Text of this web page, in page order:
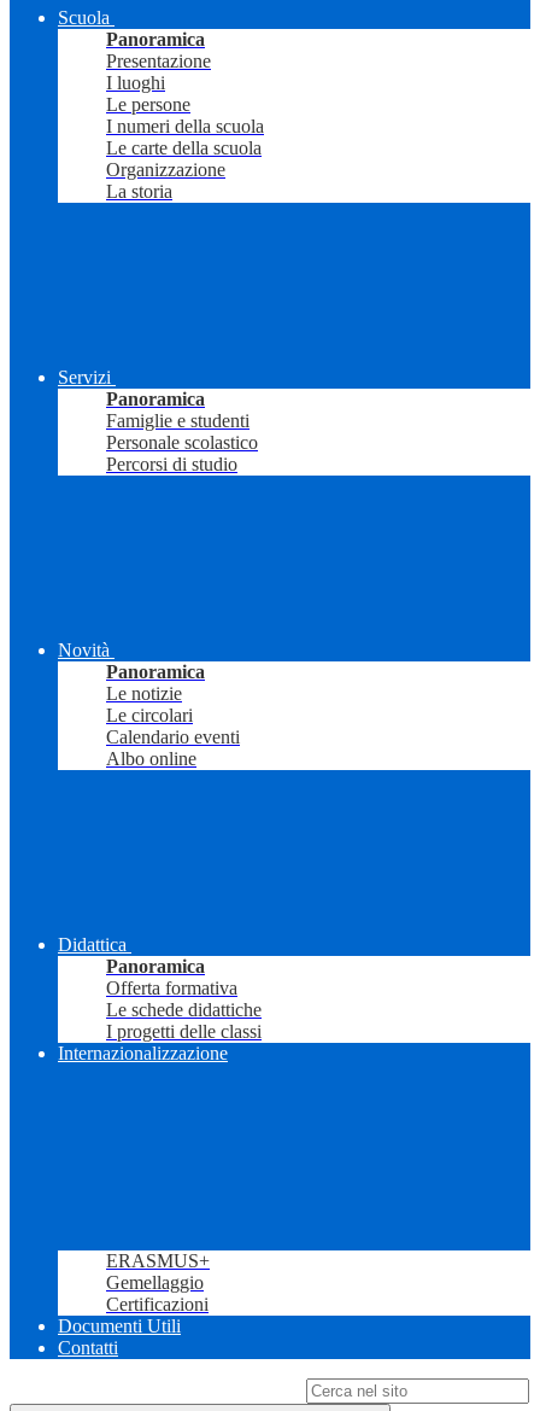
Scuola
Panoramica
Presentazione
I luoghi
Le persone
I numeri della scuola
Le carte della scuola
Organizzazione
La storia
Servizi
Panoramica
Famiglie e studenti
Personale scolastico
Percorsi di studio
Novità
Panoramica
Le notizie
Le circolari
Calendario eventi
Albo online
Didattica
Panoramica
Offerta formativa
Le schede didattiche
I progetti delle classi
Internazionalizzazione
ERASMUS+
Gemellaggio
Certificazioni
Documenti Utili
Contatti